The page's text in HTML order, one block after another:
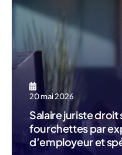
20 mai 2026
Salaire juriste droit
fourchettes par
d’employeur et